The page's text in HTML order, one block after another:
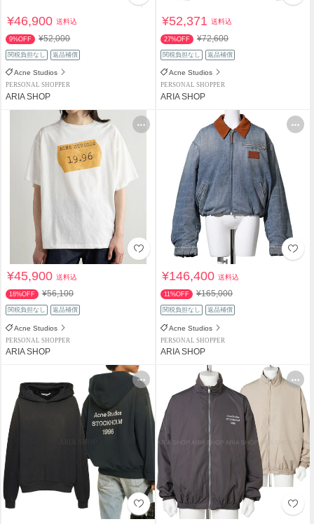
¥46,900送料込
9%OFF ¥52,000
関税負担なし 返品補償
Acne Studios
PERSONAL SHOPPER
ARIA SHOP
¥52,371送料込
27%OFF ¥72,600
関税負担なし 返品補償
Acne Studios
PERSONAL SHOPPER
ARIA SHOP
¥45,900送料込
18%OFF ¥56,100
関税負担なし 返品補償
Acne Studios
PERSONAL SHOPPER
ARIA SHOP
¥146,400送料込
11%OFF ¥165,000
関税負担なし 返品補償
Acne Studios
PERSONAL SHOPPER
ARIA SHOP